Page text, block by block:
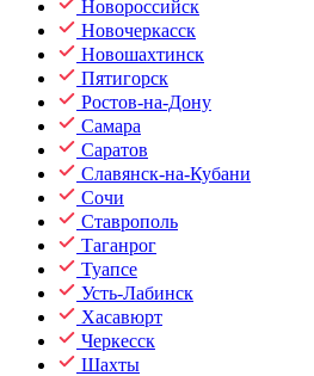
Новороссийск
Новочеркасск
Новошахтинск
Пятигорск
Ростов-на-Дону
Самара
Саратов
Славянск-на-Кубани
Сочи
Ставрополь
Таганрог
Туапсе
Усть-Лабинск
Хасавюрт
Черкесск
Шахты